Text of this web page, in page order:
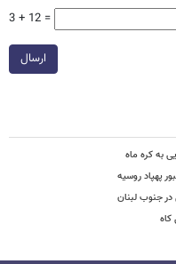
3 + 12 =
ارسال
پهپاد روسیه
جنوب لبنان
کاه